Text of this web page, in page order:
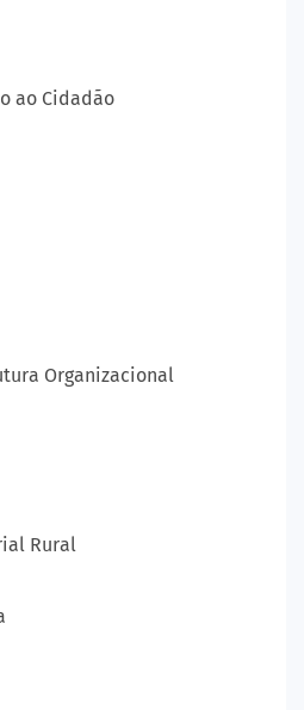
ao Cidadão
Organizacional
Rural